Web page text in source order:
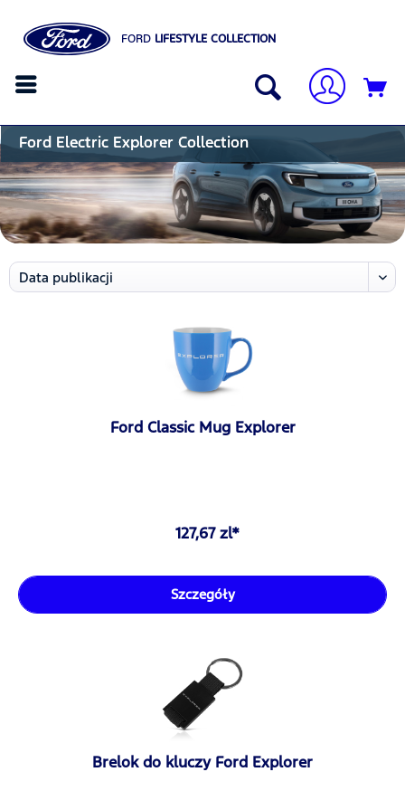
FORD LIFESTYLE COLLECTION
Ford Electric Explorer Collection
Ford Classic Mug Explorer
127,67 zl*
Szczegóły
Brelok do kluczy Ford Explorer